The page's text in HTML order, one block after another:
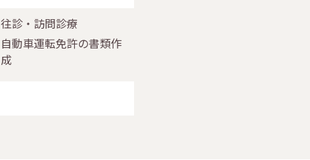
往診・訪問診療
自動車運転免許の書類作
成